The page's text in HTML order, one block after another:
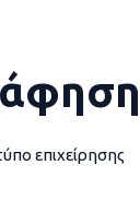
επιχείρησης